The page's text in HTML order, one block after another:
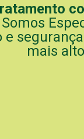
mais